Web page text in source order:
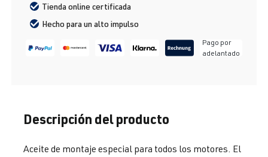
Tienda online certificada
Hecho para un alto impulso
Pago por
adelantado
Descripción del producto
Aceite de montaje especial para todos los motores. El